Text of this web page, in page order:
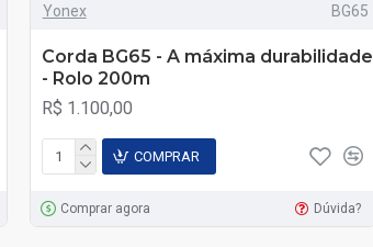
Yonex BG65
Corda BG65 - A máxima durabilidade
- Rolo 200m
R$ 1.100,00
COMPRAR
Comprar agora Dúvida?